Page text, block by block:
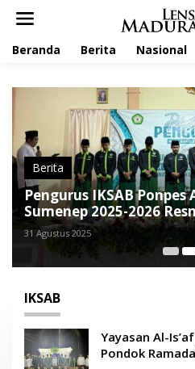
Beranda Berita Nasional
Berita
Pengurus IKSAB
Sumenep 2025-2026
31 Agustus 2025
IKSAB
Yayasan Al-
Pondok